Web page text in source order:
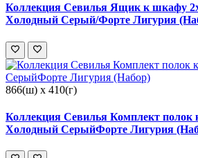
Коллекция Севилья Ящик к шкафу
Холодный Серый/Форте Лигурия
866(ш) x 410(г)
Коллекция Севилья Комплект полок
Холодный СерыйФорте Лигурия